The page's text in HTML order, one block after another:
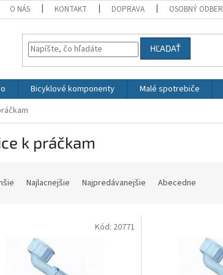
O NÁS KONTAKT DOPRAVA OSOBNÝ ODBER
HĽADAŤ
Bicyklové komponenty Malé spotrebiče
k práčkam
Najlacnejšie Najpredávanejšie Abecedne
Kód: 20771